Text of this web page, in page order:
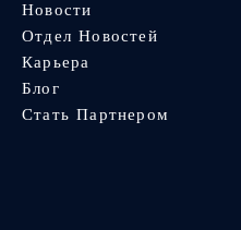
Новости
Отдел Новостей
Карьера
Блог
Стать Партнером